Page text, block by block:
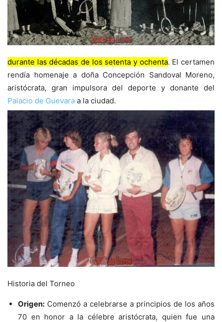
durante las décadas de los setenta y ochenta. El certamen
rendía homenaje a doña Concepción Sandoval Moreno,
aristócrata, gran impulsora del deporte y donante del
Palacio de Guevara a la ciudad.
Historia del Torneo
Origen: Comenzó a celebrarse a principios de los años
70 en honor a la célebre aristócrata, quien fue una